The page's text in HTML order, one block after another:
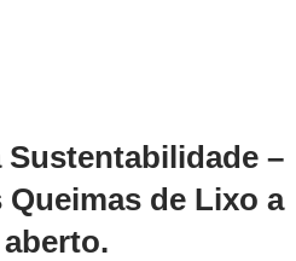
–
de Lixo a